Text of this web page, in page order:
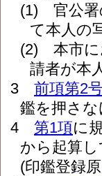
(1)
官公
て本人の
(2)
本市
請者が本
3
前項第2
鑑を押さ
4
第1項に
から起算
(印鑑登録